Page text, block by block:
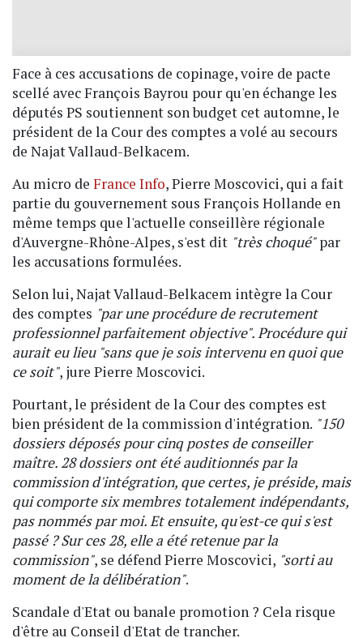
Face à ces accusations de copinage, voire de pacte
scellé avec François Bayrou pour qu'en échange les
députés PS soutiennent son budget cet automne, le
président de la Cour des comptes a volé au secours
de Najat Vallaud-Belkacem.
Au micro de France Info, Pierre Moscovici, qui a fait
partie du gouvernement sous François Hollande en
même temps que l'actuelle conseillère régionale
d'Auvergne-Rhône-Alpes, s'est dit "très choqué"par
les accusations formulées.
Selon lui, Najat Vallaud-Belkacem intègre la Cour
des comptes "par une procédure de recrutement
professionnel parfaitement objective". Procédure qui
aurait eu lieu "sans que je sois intervenu en quoi que
ce soit", jure Pierre Moscovici.
Pourtant, le président de la Cour des comptes est
bien président de la commission d'intégration. "150
dossiers déposés pour cinq postes de conseiller
maître. 28 dossiers ont été auditionnés par la
commission d'intégration, que certes, je préside, mais
qui comporte six membres totalement indépendants,
pas nommés par moi. Et ensuite, qu'est-ce qui s'est
passé ? Sur ces 28, elle a été retenue par la
commission", se défend Pierre Moscovici, "sorti au
moment de la délibération".
Scandale d'Etat ou banale promotion ? Cela risque
d'être au Conseil d'Etat de trancher.